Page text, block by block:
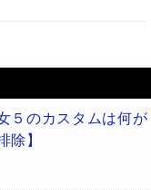
５のカスタムは何が
除】